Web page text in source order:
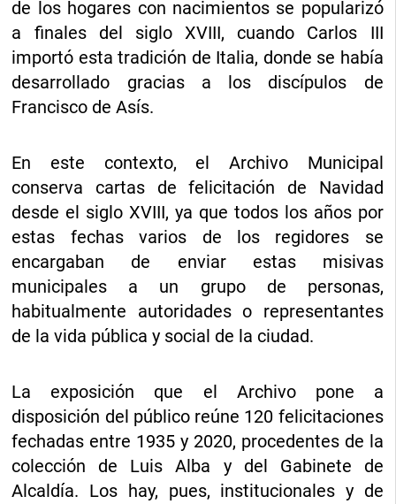
de los hogares con nacimientos se popularizó
a finales del siglo XVIII, cuando Carlos III
importó esta tradición de Italia, donde se había
desarrollado gracias a los discípulos de
Francisco de Asís.
En este contexto, el Archivo Municipal
conserva cartas de felicitación de Navidad
desde el siglo XVIII, ya que todos los años por
estas fechas varios de los regidores se
encargaban de enviar estas misivas
municipales a un grupo de personas,
habitualmente autoridades o representantes
de la vida pública y social de la ciudad.
La exposición que el Archivo pone a
disposición del público reúne 120 felicitaciones
fechadas entre 1935 y 2020, procedentes de la
colección de Luis Alba y del Gabinete de
Alcaldía. Los hay, pues, institucionales y de